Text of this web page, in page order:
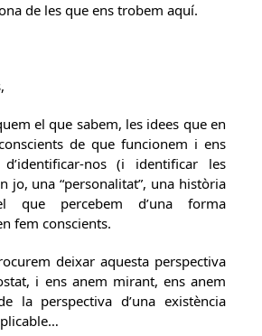
de les que ens trobem aquí.
el que sabem, les idees que en
de que funcionem i ens
nos (i identificar les
jo, una “personalitat”, una història
que percebem d’una forma
fem conscients.
deixar aquesta perspectiva
i ens anem mirant, ens anem
la perspectiva d’una existència